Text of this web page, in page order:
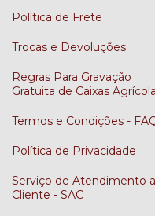
Política de Frete
Trocas e Devoluções
Regras Para Gravação
Gratuita de Caixas
Termos e Condições -
Política de Privacidade
Serviço de Atendimento
Cliente - SAC